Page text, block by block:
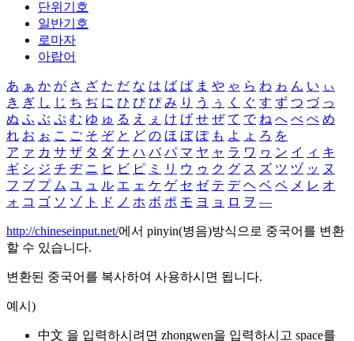
단위기호
일반기호
로마자
아랍어
あ ぁ か が さ ざ た だ な は ば ぱ ま や ゃ ら わ ゎ ん い ぃ
き ぎ し じ ち ぢ に ひ び ぴ み り う ぅ く ぐ す ず つ づ っ
ぬ ふ ぶ ぷ む ゆ ゅ る え ぇ け げ せ ぜ て で ね へ べ ぺ め
れ お ぉ こ ご そ ぞ と ど の ほ ぼ ぽ も よ ょ ろ を
ア ァ カ サ ザ タ ダ ナ ハ バ パ マ ヤ ャ ラ ワ ヮ ン イ ィ キ
ギ シ ジ チ ヂ ニ ヒ ビ ピ ミ リ ウ ゥ ク グ ス ズ ツ ヅ ッ ヌ
フ ブ プ ム ユ ュ ル エ ェ ケ ゲ セ ゼ テ デ ヘ ベ ペ メ レ オ
ォ コ ゴ ソ ゾ ト ド ノ ホ ボ ポ モ ヨ ョ ロ ヲ ―
http://chineseinput.net/에서 pinyin(병음)방식으로 중국어를 변환
할 수 있습니다.
변환된 중국어를 복사하여 사용하시면 됩니다.
예시)
中文 을 입력하시려면 zhongwen을 입력하시고 space를